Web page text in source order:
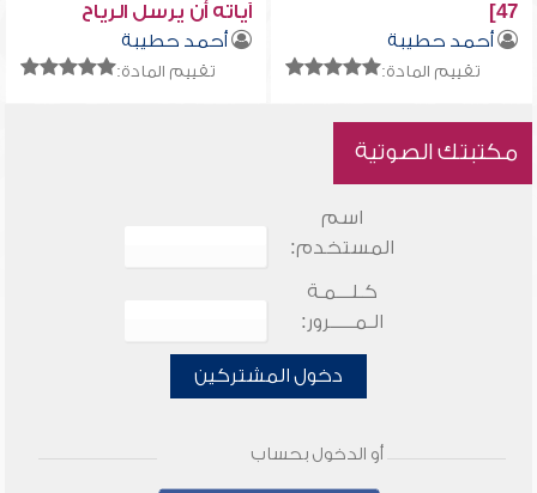
47]
أحمد حطيبة
تقييم المادة:
آياته أن يرسل الرياح
مبشرات ...)
أحمد حطيبة
تقييم المادة:
مكتبتك الصوتية
اسم
المستخدم:
كـلـــمـة
الـمـــــرور:
دخول المشتركين
أو الدخول بحساب